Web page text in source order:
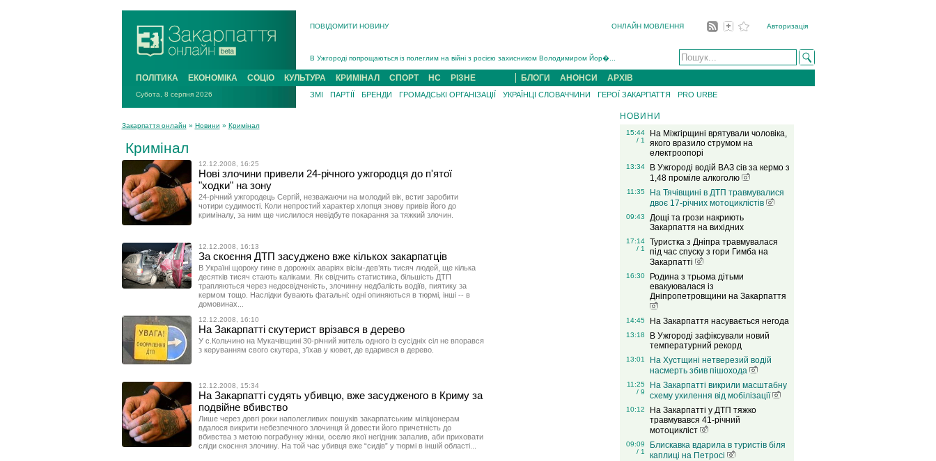
ПОВІДОМИТИ НОВИНУ ОНЛАЙН МОВЛЕННЯ Авторизація
В Ужгороді попрощаються із полеглим на війні з росією захисником Володимиром Йор�...
В Ужгороді 5 серпня попрощаються із захисником Богданом Югасом, який два роки �...
Підтвердили загибель захисника із Нанкова на Хустщині Юліана Гербея (ФОТО)[/gree...
На війні з рф поліг військовий з Виноградова Ігнат Роздяловський (ФОТО)...
ПОЛІТИКА ЕКОНОМІКА СОЦІО КУЛЬТУРА КРИМІНАЛ СПОРТ НС РІЗНЕ БЛОГИ АНОНСИ АРХІВ
Субота, 8 серпня 2026 ЗМІ ПАРТІЇ БРЕНДИ ГРОМАДСЬКІ ОРГАНІЗАЦІЇ УКРАЇНЦІ СЛОВАЧЧИНИ ГЕРОЇ ЗАКАРПАТТЯ PRO URBE
Закарпаття онлайн » Новини » Кримінал
Кримінал
12.12.2008, 16:25
Нові злочини привели 24-річного ужгородця до п'ятої
"ходки" на зону
24-річний ужгородець Сергій, незважаючи на молодий вік, встиг заробити
чотири судимості. Коли непростий характер хлопця знову привів його до
криміналу, за ним ще числилося невідбуте покарання за тяжкий злочин.
12.12.2008, 16:13
За скоєння ДТП засуджено вже кількох закарпатців
В Україні щороку гине в дорожніх аваріях вісім-дев’ять тисяч людей, ще кілька
десятків тисяч стають каліками. Як свідчить статистика, більшість ДТП
трапляються через недосвідченість, злочинну недбалість водіїв, пиятику за
кермом тощо. Наслідки бувають фатальні: одні опиняються в тюрмі, інші -- в
домовинах...
12.12.2008, 16:10
На Закарпатті скутерист врізався в дерево
У с.Кольчино на Мукачівщині 30-річний житель одного із сусідніх сіл не впорався
з керуванням свого скутера, з’їхав у кювет, де вдарився в дерево.
12.12.2008, 15:34
На Закарпатті судять убивцю, вже засудженого в Криму за
подвійне вбивство
Лише через довгі роки наполегливих пошуків закарпатським міліціонерам
вдалося викрити небезпечного злочинця й довести його причетність до
вбивства з метою пограбунку жінки, оселю якої негідник запалив, аби приховати
сліди скоєння злочину. На той час убивця вже “сидів” у тюрмі в іншій області...
НОВИНИ
15:44
/ 1
На Міжгірщині врятували чоловіка,
якого вразило струмом на
електроопорі
13:34
В Ужгороді водій ВАЗ сів за кермо з
1,48 проміле алкоголю
11:35
На Тячівщині в ДТП травмувалися
двоє 17-річних мотоциклістів
09:43
Дощі та грози накриють
Закарпаття на вихідних
17:14
/ 1
Туристка з Дніпра травмувалася
під час спуску з гори Гимба на
Закарпатті
16:30
Родина з трьома дітьми
евакуювалася із
Дніпропетровщини на Закарпаття
14:45 На Закарпаття насувається негода
13:18
В Ужгороді зафіксували новий
температурний рекорд
13:01
На Хустщині нетверезий водій
насмерть збив пішохода
11:25
/ 9
На Закарпатті викрили масштабну
схему ухилення від мобілізації
10:12
На Закарпатті у ДТП тяжко
травмувався 41-річний
мотоцикліст
09:09
/ 1
Блискавка вдарила в туристів біля
каплиці на Петросі